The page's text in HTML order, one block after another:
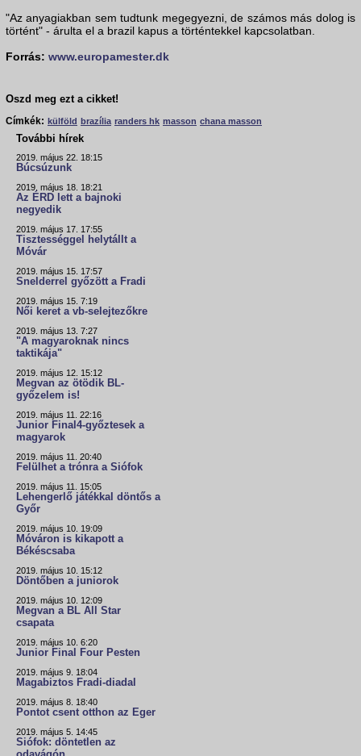
"Az anyagiakban sem tudtunk megegyezni, de számos más dolog is
történt" - árulta el a brazil kapus a történtekkel kapcsolatban.
Forrás: www.europamester.dk
Oszd meg ezt a cikket!
Címkék: külföld brazília randers hk masson chana masson
További hírek
2019. május 22. 18:15
Búcsúzunk
2019. május 18. 18:21
Az ÉRD lett a bajnoki
negyedik
2019. május 17. 17:55
Tisztességgel helytállt a
Móvár
2019. május 15. 17:57
Snelderrel győzött a Fradi
2019. május 15. 7:19
Női keret a vb-selejtezőkre
2019. május 13. 7:27
"A magyaroknak nincs
taktikája"
2019. május 12. 15:12
Megvan az ötödik BL-
győzelem is!
2019. május 11. 22:16
Junior Final4-győztesek a
magyarok
2019. május 11. 20:40
Felülhet a trónra a Siófok
2019. május 11. 15:05
Lehengerlő játékkal döntős a
Győr
2019. május 10. 19:09
Móváron is kikapott a
Békéscsaba
2019. május 10. 15:12
Döntőben a juniorok
2019. május 10. 12:09
Megvan a BL All Star
csapata
2019. május 10. 6:20
Junior Final Four Pesten
2019. május 9. 18:04
Magabiztos Fradi-diadal
2019. május 8. 18:40
Pontot csent otthon az Eger
2019. május 5. 14:45
Siófok: döntetlen az